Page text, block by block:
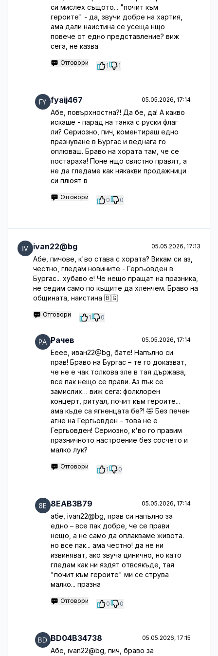
си мислех същото... "почит към
героите" - да, звучи добре на хартия,
ама дали наистина се усеща нщо
повече от едно представление? виж
сега, не казва
Отговори 1 1
fyaij467 05.05.2026, 17:14
Абе, повърхностна?! Да бе, да! А какво
искаше - парад на танка с руски флаг
ли? Сериозно, пич, коментираш едно
празнуване в Бургас и веднага го
оплюваш. Браво на хората там, че се
постараха! Поне нщо свястно правят, а
не да гледаме как някакви продажници
си плюят в
Отговори 0 0
ivan22@bg 05.05.2026, 17:13
Абе, пичове, к'во става с хората? Викам си аз,
честно, гледам новините - Гергьовден в
Бургас... хубаво е! Че нещо пращат на празника,
не седим само по къщите да хленчем. Браво на
общината, наистина 🇧🇬
Отговори 1 0
Рачев 05.05.2026, 17:14
Ееее, иван22@bg, бате! Напълно си
прав! Браво на Бургас – те го доказват,
че не е чак толкова зле в тая държава,
все пак нещо се прави. Аз пък се
замислих… виж сега: фолклорен
концерт, ритуал, почит към героите...
ама къде са ягненцата бе?! 🤣 Без печен
агне на Гергьовден – това не е
Гергьовден! Сериозно, к'во го правим
празничното настроение без сосчето и
малко лук?
Отговори 1 0
8EAB3B79 05.05.2026, 17:14
абе, ivan22@bg, прав си напълно за
едно – все пак добре, че се прави
нещо, а не само да оплакваме живота.
но все пак... ама честно! да не ни
извиняват, ако звуча цинично, но като
гледам как ни яздят отвсякъде, тая
"почит към героите" ми се струва
малко... празна
Отговори 0 0
BD04B34738 05.05.2026, 17:15
Абе, ivan22@bg, пич, браво за